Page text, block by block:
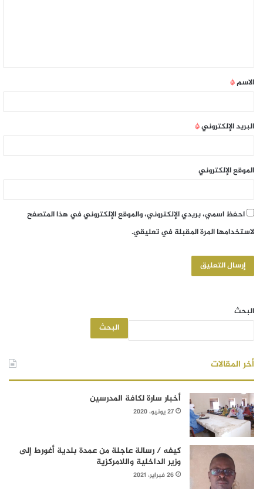
الاسم*
البريد الإلكتروني*
الموقع الإلكتروني
احفظ اسمي، بريدي الإلكتروني، والموقع الإلكتروني في هذا المتصفح
لاستخدامها المرة المقبلة في تعليقي.
البحث
البحث
أخر المقالات
أخبار سارة لكافة المدرسين
27 يونيو، 2020
كيفه / رسالة عاجلة من عمدة بلدية أغورط إلى
وزير الداخلية واللامركزية
26 فبراير، 2021